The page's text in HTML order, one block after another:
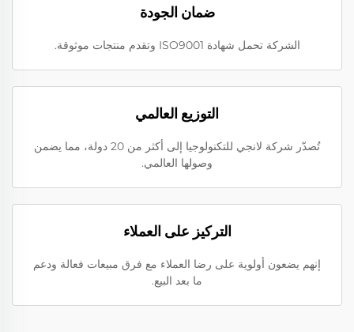
ضمان الجودة
الشركة تحمل شهادة ISO9001 وتقدم منتجات موثوقة.
التوزيع العالمي
تُصدّر شركة لانجي للتكنولوجيا إلى أكثر من 20 دولة، مما يضمن
وصولها العالمي.
التركيز على العملاء
إنهم يضعون أولوية على رضا العملاء مع فرق مبيعات فعالة ودعم
ما بعد البيع.